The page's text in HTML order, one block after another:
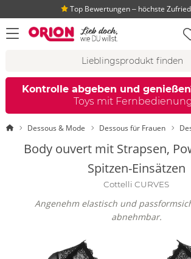
Top Bewertungen ‒ höchste
Menü öffnen
Kontrolle abgeben und
Toys mit
StartseiteDessous & Mode Dessous für Frauen
Body ouvert mit Strapsen,
Spitzen-Einsätzen
Cottelli CURVES
Angenehm elastisch und
abnehmbar.